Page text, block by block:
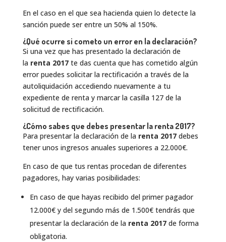
En el caso en el que sea hacienda quien lo detecte la
sanción puede ser entre un 50% al 150%.
¿Qué ocurre si cometo un error en la declaración?
Si una vez que has presentado la declaración de
la renta 2017te das cuenta que has cometido algún
error puedes solicitar la rectificación a través de la
autoliquidación accediendo nuevamente a tu
expediente de renta y marcar la casilla 127 de la
solicitud de rectificación.
¿Cómo sabes que debes presentar la renta 2017?
Para presentar la declaración de la renta 2017debes
tener unos ingresos anuales superiores a 22.000€.
En caso de que tus rentas procedan de diferentes
pagadores, hay varias posibilidades:
En caso de que hayas recibido del primer pagador
12.000€ y del segundo más de 1.500€ tendrás que
presentar la declaración de la renta 2017de forma
obligatoria.